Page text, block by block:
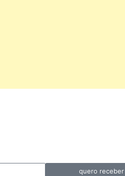
quero receber